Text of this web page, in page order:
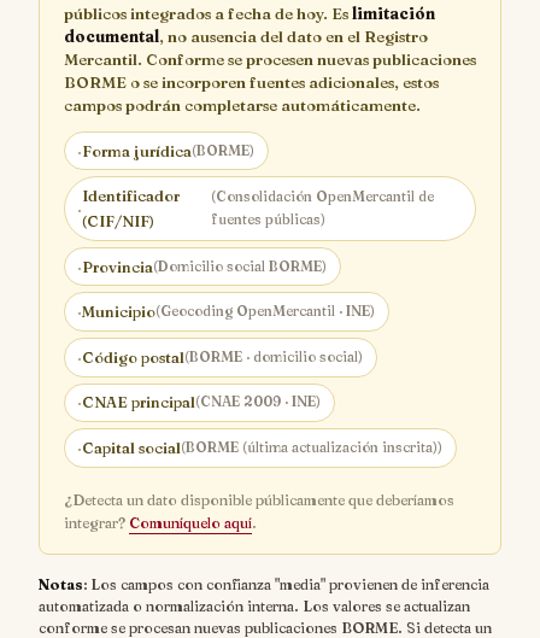
públicos integrados a fecha de hoy. Eslimitación
documental, no ausencia del dato en el Registro
Mercantil. Conforme se procesen nuevas publicaciones
BORME o se incorporen fuentes adicionales, estos
campos podrán completarse automáticamente.
·Forma jurídica(BORME)
·
Identificador
(CIF/NIF)
(Consolidación OpenMercantil de
fuentes públicas)
·Provincia(Domicilio social BORME)
·Municipio(Geocoding OpenMercantil · INE)
·Código postal(BORME · domicilio social)
·CNAE principal(CNAE 2009 · INE)
·Capital social(BORME (última actualización inscrita))
¿Detecta un dato disponible públicamente que deberíamos
integrar? Comuníquelo aquí.
Notas: Los campos con confianza "media" provienen de inferencia
automatizada o normalización interna. Los valores se actualizan
conforme se procesan nuevas publicaciones BORME. Si detecta un